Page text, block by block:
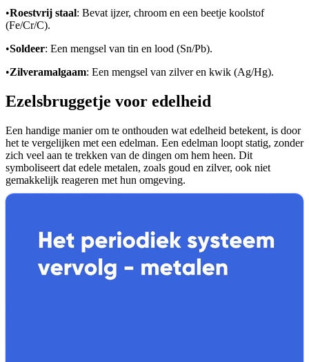
•Roestvrij staal: Bevat ijzer, chroom en een beetje koolstof
(Fe/Cr/C).
•Soldeer: Een mengsel van tin en lood (Sn/Pb).
•Zilveramalgaam: Een mengsel van zilver en kwik (Ag/Hg).
Ezelsbruggetje voor edelheid
Een handige manier om te onthouden wat edelheid betekent, is door
het te vergelijken met een edelman. Een edelman loopt statig, zonder
zich veel aan te trekken van de dingen om hem heen. Dit
symboliseert dat edele metalen, zoals goud en zilver, ook niet
gemakkelijk reageren met hun omgeving.